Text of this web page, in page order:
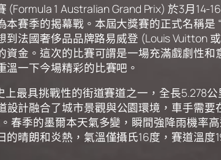
(Formula 1 Australian Grand Prix) 於3月
賽季的揭幕戰。本屆大獎賽的正式名稱
到法國奢侈品品牌路易威登 (Louis Vuitton
資金。這次的比賽可謂是一場充滿戲劇性
一下今場精彩的比賽吧。
上最具挑戰性的街道賽道之一，全長5.278
設計融合了城市景觀與公園環境，車手需要
春季的墨爾本天氣多變，瞬間強降雨機率
的晴朗和炎熱，氣溫僅攝氏16度，賽道溫